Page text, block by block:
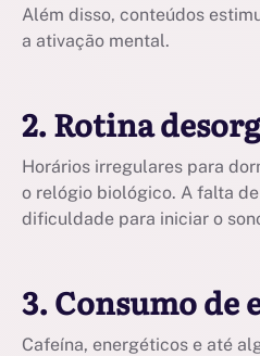
Além disso, conteúdos
a ativação mental.
2. Rotina
Horários irregulares para
o relógio biológico. A falta
dificuldade para iniciar o
3. Consumo de
Cafeína, energéticos e até